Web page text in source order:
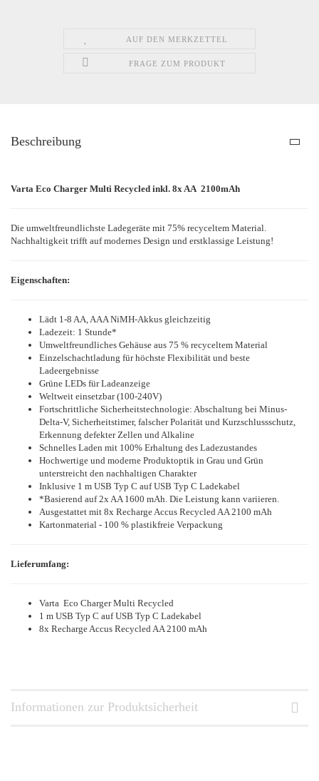
AUF DEN MERKZETTEL
FRAGE ZUM PRODUKT
Beschreibung
Varta Eco Charger Multi Recycled inkl. 8x AA 2100mAh
Die umweltfreundlichste Ladegeräte mit 75% recyceltem Material.
Nachhaltigkeit trifft auf modernes Design und erstklassige Leistung!
Eigenschaften:
Lädt 1-8 AA, AAA NiMH-Akkus gleichzeitig
Ladezeit: 1 Stunde*
Umweltfreundliches Gehäuse aus 75 % recyceltem Material
Einzelschachtladung für höchste Flexibilität und beste
Ladeergebnisse
Grüne LEDs für Ladeanzeige
Weltweit einsetzbar (100-240V)
Fortschrittliche Sicherheitstechnologie: Abschaltung bei Minus-
Delta-V, Sicherheitstimer, falscher Polarität und Kurzschlussschutz,
Erkennung defekter Zellen und Alkaline
Schnelles Laden mit 100% Erhaltung des Ladezustandes
Hochwertige und moderne Produktoptik in Grau und Grün
unterstreicht den nachhaltigen Charakter
Inklusive 1 m USB Typ C auf USB Typ C Ladekabel
*Basierend auf 2x AA 1600 mAh. Die Leistung kann variieren.
Ausgestattet mit 8x Recharge Accus Recycled AA 2100 mAh
Kartonmaterial - 100 % plastikfreie Verpackung
Lieferumfang:
Varta Eco Charger Multi Recycled
1 m USB Typ C auf USB Typ C Ladekabel
8x Recharge Accus Recycled AA 2100 mAh
Informationen zur Produktsicherheit